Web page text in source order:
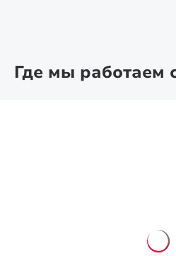
Где мы работаем